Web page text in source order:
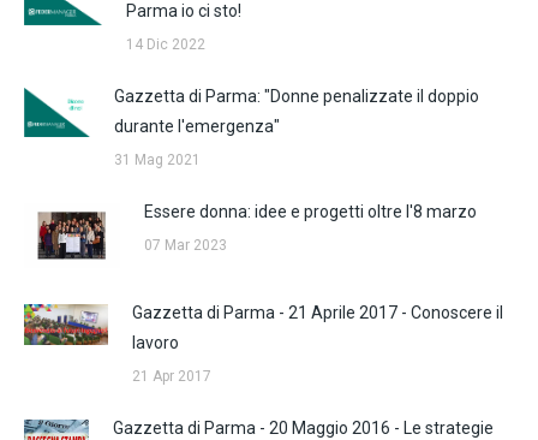
Parma io ci sto!
14 Dic 2022
Gazzetta di Parma: "Donne penalizzate il doppio
durante l'emergenza"
31 Mag 2021
Essere donna: idee e progetti oltre l'8 marzo
07 Mar 2023
Gazzetta di Parma - 21 Aprile 2017 - Conoscere il
lavoro
21 Apr 2017
Gazzetta di Parma - 20 Maggio 2016 - Le strategie